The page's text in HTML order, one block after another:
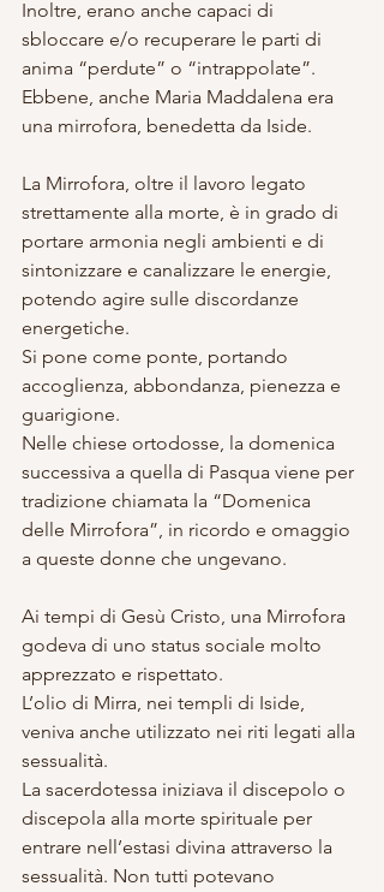
Inoltre, erano anche capaci di
sbloccare e/o recuperare le parti di
anima “perdute” o “intrappolate”.
Ebbene, anche Maria Maddalena era
una mirrofora, benedetta da Iside.
La Mirrofora, oltre il lavoro legato
strettamente alla morte, è in grado di
portare armonia negli ambienti e di
sintonizzare e canalizzare le energie,
potendo agire sulle discordanze
energetiche.
Si pone come ponte, portando
accoglienza, abbondanza, pienezza e
guarigione.
Nelle chiese ortodosse, la domenica
successiva a quella di Pasqua viene per
tradizione chiamata la “Domenica
delle Mirrofora”, in ricordo e omaggio
a queste donne che ungevano.
Ai tempi di Gesù Cristo, una Mirrofora
godeva di uno status sociale molto
apprezzato e rispettato.
L’olio di Mirra, nei templi di Iside,
veniva anche utilizzato nei riti legati alla
sessualità.
La sacerdotessa iniziava il discepolo o
discepola alla morte spirituale per
entrare nell’estasi divina attraverso la
sessualità. Non tutti potevano